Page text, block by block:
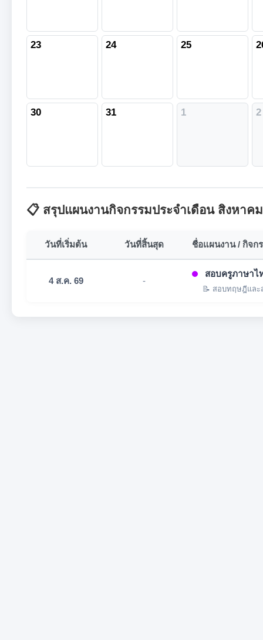
23 24 25
30 31 1 2
📋 สรุปแผนงานกิจกรรมประจำเดือน สิงหาค
วันที่เริ่มต้น วันที่สิ้นสุด ชื่อแผนงาน / กิจก
4 ส.ค. 69 -
สอบครูภาษาไ
📝 สอบทฤษฎีแล